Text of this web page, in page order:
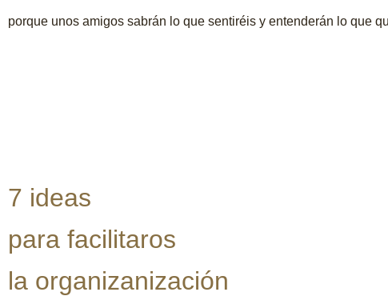
porque unos amigos sabrán lo que sentiréis y entenderán lo que
7 ideas
para facilitaros
la organizanización